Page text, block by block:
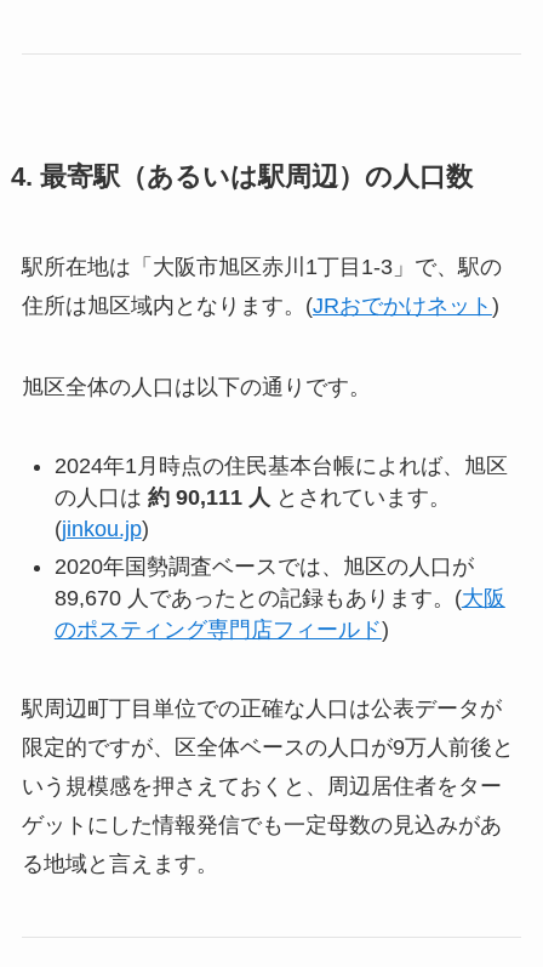
4. 最寄駅（あるいは駅周辺）の人口数
駅所在地は「大阪市旭区赤川1丁目1-3」で、駅の
住所は旭区域内となります。(JRおでかけネット )
旭区全体の人口は以下の通りです。
2024年1月時点の住民基本台帳によれば、旭区
の人口は 約 90,111 人 とされています。
(jinkou.jp)
2020年国勢調査ベースでは、旭区の人口が
89,670 人であったとの記録もあります。(大阪
のポスティング専門店フィールド)
駅周辺町丁目単位での正確な人口は公表データが
限定的ですが、区全体ベースの人口が9万人前後と
いう規模感を押さえておくと、周辺居住者をター
ゲットにした情報発信でも一定母数の見込みがあ
る地域と言えます。